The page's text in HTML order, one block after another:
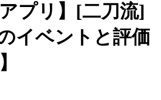
プリ】[二刀流]
イベントと評価